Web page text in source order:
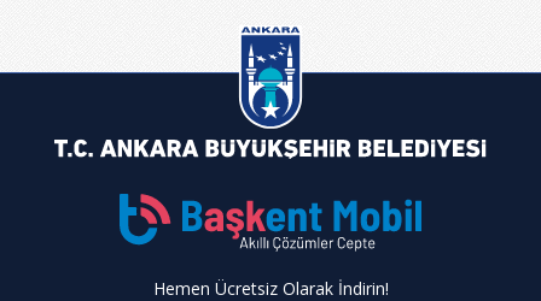
Hemen Ücretsiz Olarak İndirin!